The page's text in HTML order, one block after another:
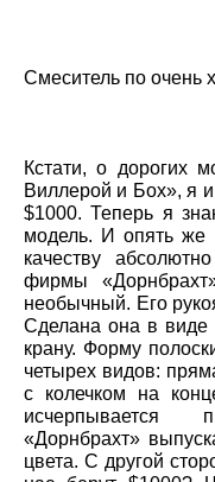
Смеситель по очень
Кстати, о дорогих
Виллерой и Бох», я
$1000. Теперь я
модель. И опять же
качеству
фирмы
необычный. Его
Сделана она в виде
крану. Форму
четырех видов:
с колечком на
исчерпывается
«Дорнбрахт»
цвета. С другой